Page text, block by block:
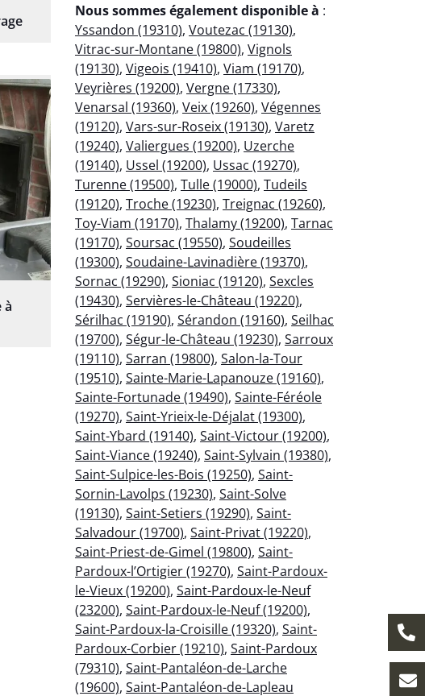
à
Nous sommes également disponible à :
Yssandon (19310), Voutezac (19130),
Vitrac-sur-Montane (19800), Vignols
(19130), Vigeois (19410), Viam (19170),
Veyrières (19200), Vergne (17330),
Venarsal (19360), Veix (19260), Végennes
(19120), Vars-sur-Roseix (19130), Varetz
(19240), Valiergues (19200), Uzerche
(19140), Ussel (19200), Ussac (19270),
Turenne (19500), Tulle (19000), Tudeils
(19120), Troche (19230), Treignac (19260),
Toy-Viam (19170), Thalamy (19200), Tarnac
(19170), Soursac (19550), Soudeilles
(19300), Soudaine-Lavinadière (19370),
Sornac (19290), Sioniac (19120), Sexcles
(19430), Servières-le-Château (19220),
Sérilhac (19190), Sérandon (19160), Seilhac
(19700), Ségur-le-Château (19230), Sarroux
(19110), Sarran (19800), Salon-la-Tour
(19510), Sainte-Marie-Lapanouze (19160),
Sainte-Fortunade (19490), Sainte-Féréole
(19270), Saint-Yrieix-le-Déjalat (19300),
Saint-Ybard (19140), Saint-Victour (19200),
Saint-Viance (19240), Saint-Sylvain (19380),
Saint-Sulpice-les-Bois (19250), Saint-
Sornin-Lavolps (19230), Saint-Solve
(19130), Saint-Setiers (19290), Saint-
Salvadour (19700), Saint-Privat (19220),
Saint-Priest-de-Gimel (19800), Saint-
Pardoux-l’Ortigier (19270), Saint-Pardoux-
le-Vieux (19200), Saint-Pardoux-le-Neuf
(23200), Saint-Pardoux-le-Neuf (19200),
Saint-Pardoux-la-Croisille (19320), Saint-
Pardoux-Corbier (19210), Saint-Pardoux
(79310), Saint-Pantaléon-de-Larche
(19600), Saint-Pantaléon-de-Lapleau